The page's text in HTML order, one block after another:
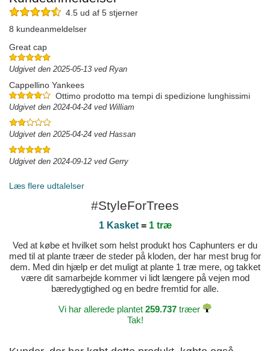
4.5 ud af 5 stjerner
8 kundeanmeldelser
Great cap
Udgivet den 2025-05-13 ved Ryan
Cappellino Yankees
Ottimo prodotto ma tempi di spedizione lunghissimi
Udgivet den 2024-04-24 ved William
Udgivet den 2025-04-24 ved Hassan
Udgivet den 2024-09-12 ved Gerry
Læs flere udtalelser
#StyleForTrees
1 Kasket= 1 træ
Ved at købe et hvilket som helst produkt hos Caphunters er du
med til at plante træer de steder på kloden, der har mest brug for
dem. Med din hjælp er det muligt at plante 1 træ mere, og takket
være dit samarbejde kommer vi lidt længere på vejen mod
bæredygtighed og en bedre fremtid for alle.
Vi har allerede plantet 259.737 træer
Tak!